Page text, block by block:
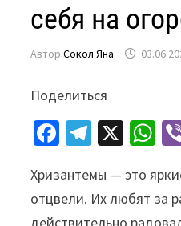
себя на
АвторСокол Яна
Поделиться
Fa
b
o
Te
gr
a
X
W
at
sA
Хризантемы — это
отцвели. Их любят за